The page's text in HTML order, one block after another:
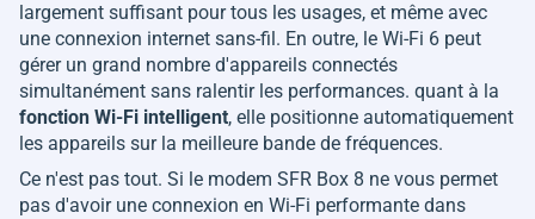
largement suffisant pour tous les usages, et même avec
une connexion internet sans-fil. En outre, le Wi-Fi 6 peut
gérer un grand nombre d'appareils connectés
simultanément sans ralentir les performances. quant à la
fonction Wi-Fi intelligent, elle positionne automatiquement
les appareils sur la meilleure bande de fréquences.
Ce n'est pas tout. Si le modem SFR Box 8 ne vous permet
pas d'avoir une connexion en Wi-Fi performante dans